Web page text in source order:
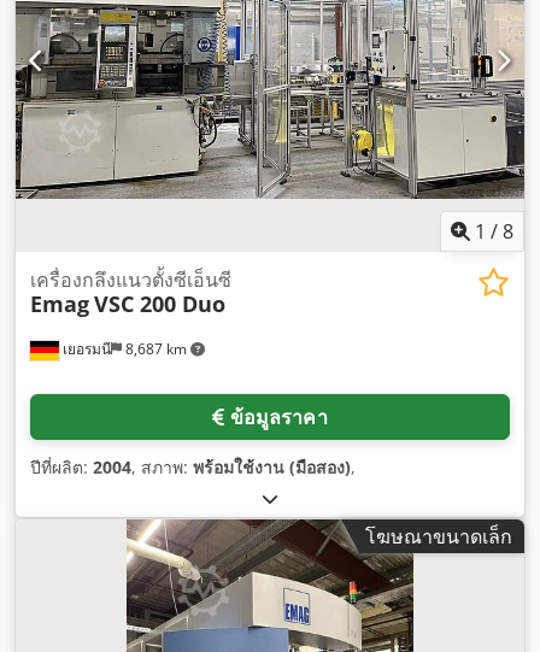
1 /8
เยอรมนี 8,687 km
เครื่องกลึงแนวตั้งซีเอ็นซี
EmagVSC 200 Duo
ข้อมูลราคา
ปีที่ผลิต: 2004, สภาพ: พร้อมใช้งาน (มือสอง),
โฆษณาขนาดเล็ก